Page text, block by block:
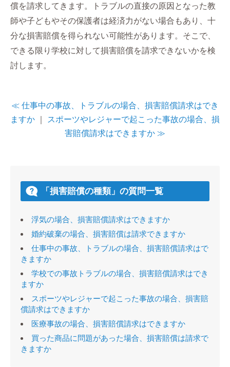
償を請求してきます。トラブルの直接の原因となった教
師や子どもやその保護者は経済力がない場合もあり、十
分な損害賠償を得られない可能性があります。そこで、
できる限り学校に対して損害賠償を請求できないかを検
討します。
≪ 仕事中の事故、トラブルの場合、損害賠償請求はでき
ますか
スポーツやレジャーで起こった事故の場合、損
害賠償請求はできますか ≫
「損害賠償の種類」の質問一覧
浮気の場合、損害賠償請求はできますか
婚約破棄の場合、損害賠償は請求できますか
仕事中の事故、トラブルの場合、損害賠償請求はで
きますか
学校での事故トラブルの場合、損害賠償請求はでき
ますか
スポーツやレジャーで起こった事故の場合、損害賠
償請求はできますか
医療事故の場合、損害賠償請求はできますか
買った商品に問題があった場合、損害賠償は請求で
きますか